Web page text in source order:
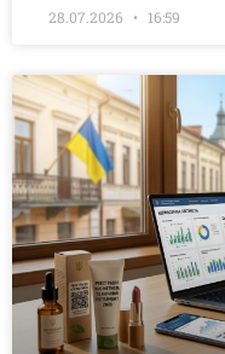
28.07.2026 16:59